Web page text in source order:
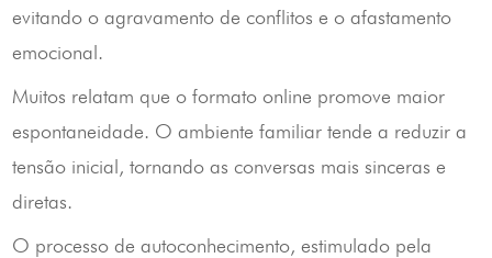
evitando o agravamento de conflitos e o afastamento
emocional.
Muitos relatam que o formato online promove maior
espontaneidade. O ambiente familiar tende a reduzir a
tensão inicial, tornando as conversas mais sinceras e
diretas.
O processo de autoconhecimento, estimulado pela